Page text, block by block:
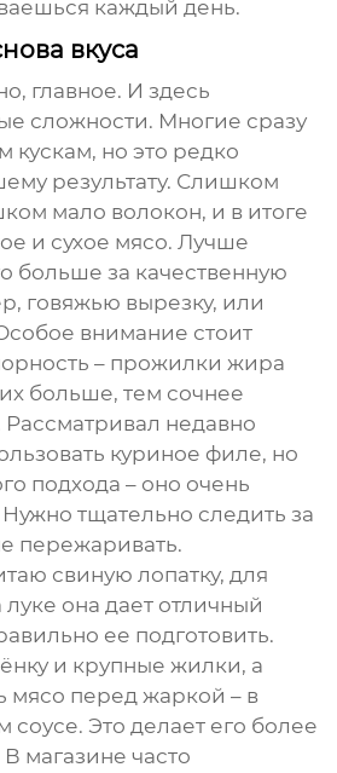
каждый день.
вкуса
главное. И здесь
сложности. Многие сразу
кускам, но это редко
результату. Слишком
мало волокон, и в итоге
и сухое мясо. Лучше
больше за качественную
говяжью вырезку, или
внимание стоит
– прожилки жира
больше, тем сочнее
недавно
куриное филе, но
подхода – оно очень
тщательно следить за
пережаривать.
свиную лопатку, для
луке она дает отличный
ее подготовить.
и крупные жилки, а
мясо перед жаркой – в
соусе. Это делает его более
магазине часто